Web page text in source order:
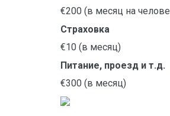
€200 (в месяц на
Страховка
€10 (в месяц)
Питание, проезд и т.д.
€300 (в месяц)